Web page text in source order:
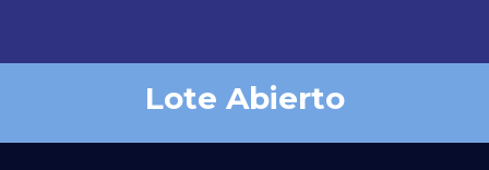
Lote Abierto